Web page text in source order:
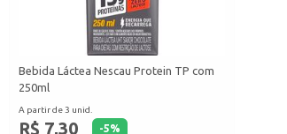
Bebida Láctea Nescau Protein TP com
250ml
A partir de 3 unid.
R$ 7,30 -5%